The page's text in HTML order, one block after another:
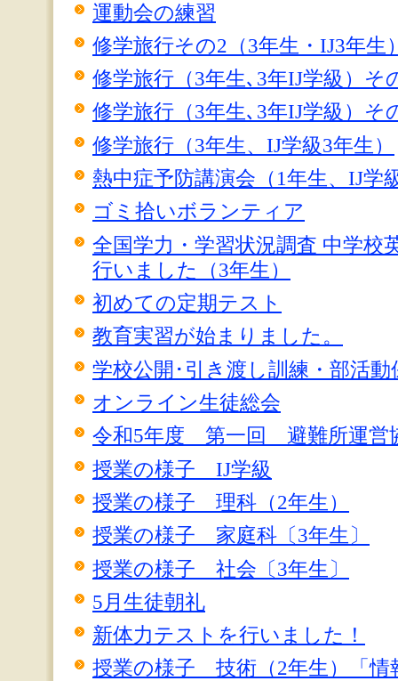
運動会の練習
修学旅行その2（3年生・IJ3年生
修学旅行（3年生､3年IJ学級）そ
修学旅行（3年生､3年IJ学級）そ
修学旅行（3年生、IJ学級3年生）
熱中症予防講演会（1年生、IJ学
ゴミ拾いボランティア
全国学力・学習状況調査 中学校
行いました（3年生）
初めての定期テスト
教育実習が始まりました。
学校公開･引き渡し訓練・部活動
オンライン生徒総会
令和5年度 第一回 避難所運営
授業の様子 IJ学級
授業の様子 理科（2年生）
授業の様子 家庭科〔3年生〕
授業の様子 社会〔3年生〕
5月生徒朝礼
新体力テストを行いました！
授業の様子 技術（2年生）「情